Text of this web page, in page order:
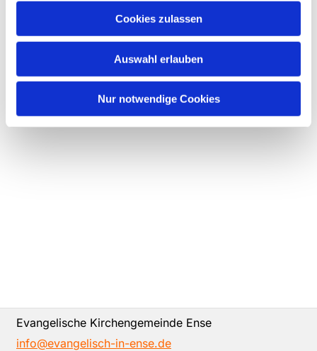
Cookies zulassen
Auswahl erlauben
Nur notwendige Cookies
Evangelische Kirchengemeinde Ense
info@evangelisch-in-ense.de